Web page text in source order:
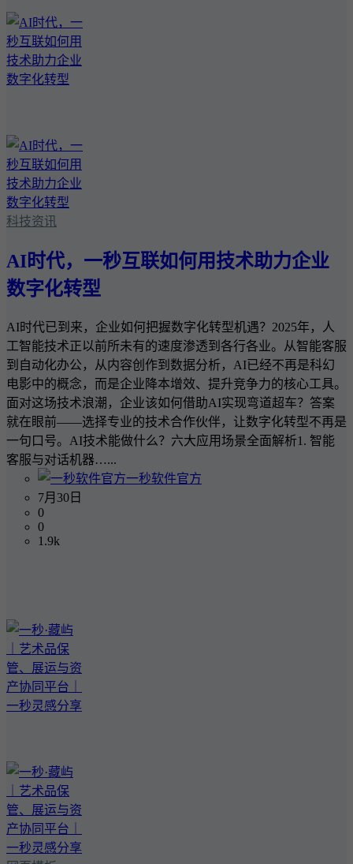
科技资讯
AI时代，一秒互联如何用技术助力企业
数字化转型
AI时代已到来，企业如何把握数字化转型机遇？2025年，人
工智能技术正以前所未有的速度渗透到各行各业。从智能客服
到自动化办公，从内容创作到数据分析，AI已经不再是科幻
电影中的概念，而是企业降本增效、提升竞争力的核心工具。
面对这场技术浪潮，企业该如何借助AI实现弯道超车？答案
就在眼前——选择专业的技术合作伙伴，让数字化转型不再是
一句口号。AI技术能做什么？六大应用场景全面解析1. 智能
客服与对话机器…...
一秒软件官方
7月30日
0
0
1.9k